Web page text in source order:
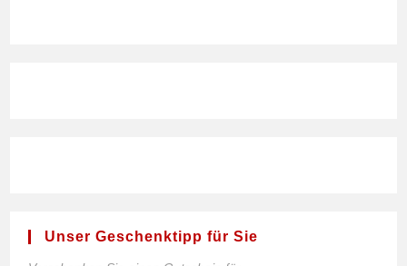
Unser Geschenktipp für Sie